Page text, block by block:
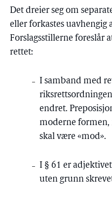
Det dreier seg om
eller forkastes uavhengig
Forslagsstillerne foreslår
rettet:
I samband med
endret.
moderne formen,
skal være «mod».
I § 61 er
uten grunn